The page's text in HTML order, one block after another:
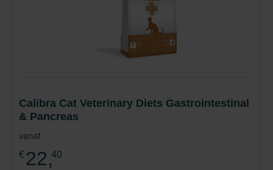
Calibra Cat Veterinary Diets Gastrointestinal
& Pancreas
vanaf
€ 22,40